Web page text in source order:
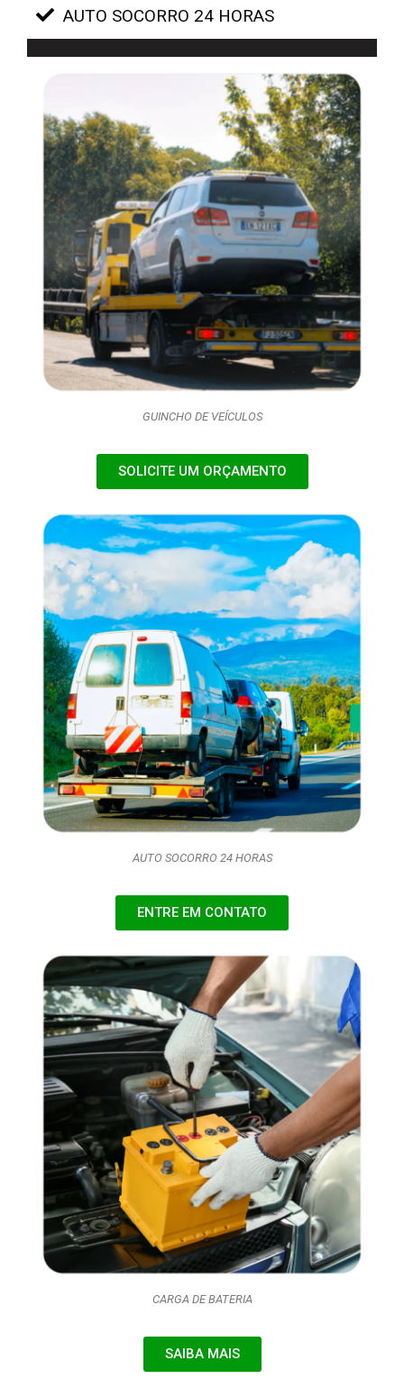
AUTO SOCORRO 24 HORAS
GUINCHO DE VEÍCULOS
SOLICITE UM ORÇAMENTO
AUTO SOCORRO 24 HORAS
ENTRE EM CONTATO
CARGA DE BATERIA
SAIBA MAIS